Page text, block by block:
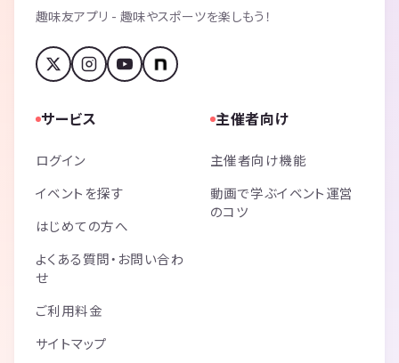
趣味友アプリ - 趣味やスポーツを楽しもう！
サービス
ログイン
イベントを探す
はじめての方へ
よくある質問・お問い合わ
せ
ご利用料金
サイトマップ
主催者向け
主催者向け機能
動画で学ぶイベント運営
のコツ